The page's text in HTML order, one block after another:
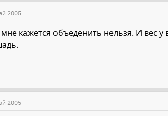
2005
мне кажется объеденить нельзя. И вес
2005